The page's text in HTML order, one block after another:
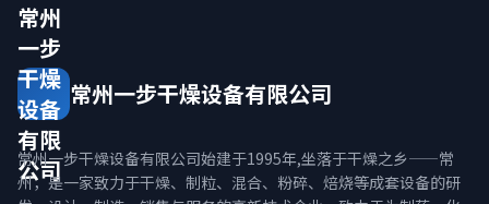
常州
一步
干燥
设备
有限
公司
常州一步干燥设备有限公司
常州一步干燥设备有限公司始建于1995年,坐落于干燥之乡——常
州，是一家致力于干燥、制粒、混合、粉碎、焙烧等成套设备的研